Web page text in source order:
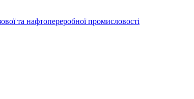
та нафтопереробної промисловості